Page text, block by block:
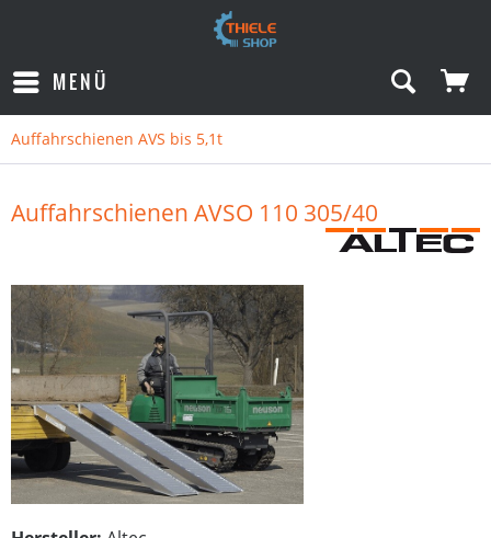
MENÜ
Auffahrschienen AVS bis 5,1t
Auffahrschienen AVSO 110 305/40